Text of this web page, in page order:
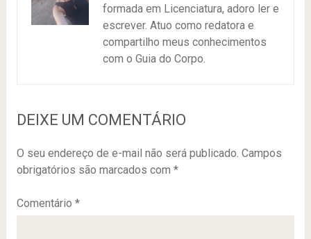
formada em Licenciatura, adoro ler e
escrever. Atuo como redatora e
compartilho meus conhecimentos
com o Guia do Corpo.
DEIXE UM COMENTÁRIO
O seu endereço de e-mail não será publicado. Campos
obrigatórios são marcados com *
Comentário *